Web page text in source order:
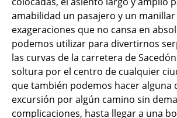
amabilidad un pasajero y un
exageraciones que no cansa en
podemos utilizar para divertirnos
las curvas de la carretera de
soltura por el centro de cualquier
que también podemos hacer alguna
excursión por algún camino sin
complicaciones, hasta llegar a una